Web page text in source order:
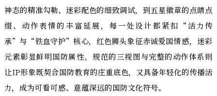
神态的精准勾勒、迷彩配色的细致调试，到五星徽章的点睛点
缀、动作表情的丰富延展，每一处设计都紧扣“活力传
承”与“铁血守护”核心，红色狮头象征赤诚爱国情感，迷彩
元素彰显鲜明国防属性，规范的三视图与完整的动作体系则
让IP形象既契合国防教育的庄重底色，又具备年轻化的传播活
力，成为可看可感、意蕴深远的国防文化符号。